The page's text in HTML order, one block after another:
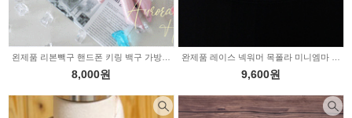
왼제품 리본빽구 핸드폰 키링 백구 가방꾸미기 모티브 3color 98465
8,000원
완제품 레이스 넥워머 목폴라 미니엠마 백아이보리 10932696
9,600원